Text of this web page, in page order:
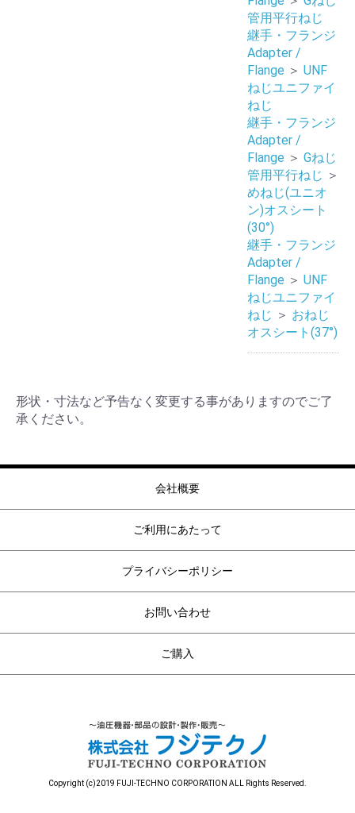
管用平行ねじ
継手・フランジ
Adapter /
Flange ＞ UNF
ねじユニファイ
ねじ
継手・フランジ
Adapter /
Flange ＞ Gねじ
管用平行ねじ ＞
めねじ(ユニオ
ン)オスシート
(30°)
継手・フランジ
Adapter /
Flange ＞ UNF
ねじユニファイ
ねじ ＞ おねじ
オスシート(37°)
形状・寸法など予告なく変更する事がありますのでご了
承ください。
会社概要
ご利用にあたって
プライバシーポリシー
お問い合わせ
ご購入
Copyright (c)2019 FUJI-TECHNO CORPORATION ALL Rights Reserved.